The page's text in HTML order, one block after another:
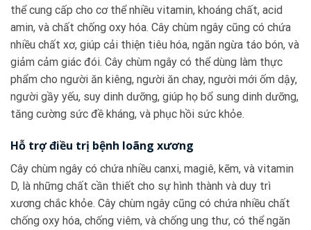
thể cung cấp cho cơ thể nhiều vitamin, khoáng chất, acid
amin, và chất chống oxy hóa. Cây chùm ngây cũng có chứa
nhiều chất xơ, giúp cải thiện tiêu hóa, ngăn ngừa táo bón, và
giảm cảm giác đói. Cây chùm ngây có thể dùng làm thực
phẩm cho người ăn kiêng, người ăn chay, người mới ốm dậy,
người gầy yếu, suy dinh dưỡng, giúp họ bổ sung dinh dưỡng,
tăng cường sức đề kháng, và phục hồi sức khỏe.
Hỗ trợ điều trị bệnh loãng xương
Cây chùm ngây có chứa nhiều canxi, magiê, kẽm, và vitamin
D, là những chất cần thiết cho sự hình thành và duy trì
xương chắc khỏe. Cây chùm ngây cũng có chứa nhiều chất
chống oxy hóa, chống viêm, và chống ung thư, có thể ngăn